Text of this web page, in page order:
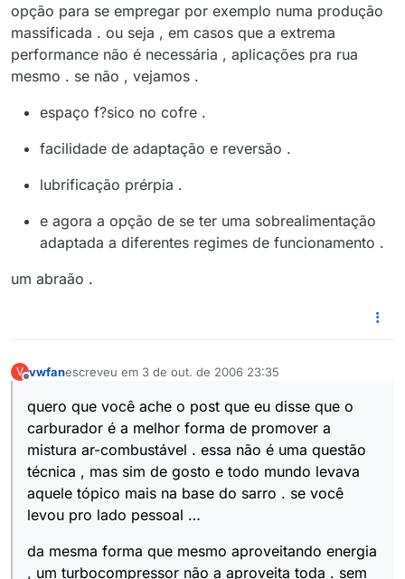
opção para se empregar por exemplo numa produção
massificada . ou seja , em casos que a extrema
performance não é necessária , aplicações pra rua
mesmo . se não , vejamos .
espaço f?sico no cofre .
facilidade de adaptação e reversão .
lubrificação prérpia .
e agora a opção de se ter uma sobrealimentação
adaptada a diferentes regimes de funcionamento .
um abraão .
V vwfanescreveu em 3 de out. de 2006 23:35
última edição por
quero que você ache o post que eu disse que o
carburador é a melhor forma de promover a
mistura ar-combustável . essa não é uma questão
técnica , mas sim de gosto e todo mundo levava
aquele tópico mais na base do sarro . se você
levou pro lado pessoal …
da mesma forma que mesmo aproveitando energia
, um turbocompressor não a aproveita toda . sem